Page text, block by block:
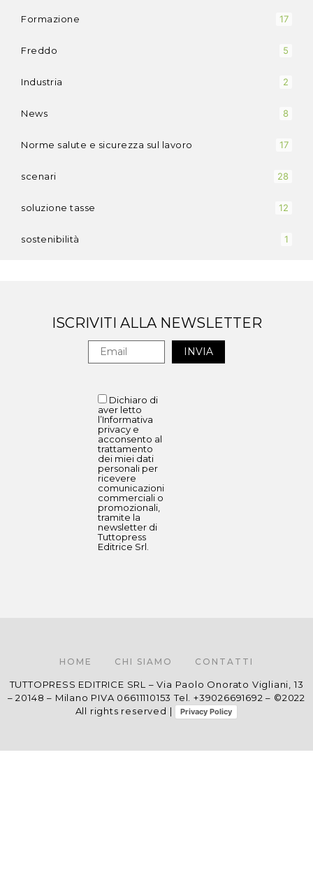
Formazione 17
Freddo 5
Industria 2
News 8
Norme salute e sicurezza sul lavoro 17
scenari 28
soluzione tasse 12
sostenibilità 1
ISCRIVITI ALLA NEWSLETTER
Dichiaro di
aver letto
l’Informativa
privacy e
acconsento al
trattamento
dei miei dati
personali per
ricevere
comunicazioni
commerciali o
promozionali,
tramite la
newsletter di
Tuttopress
Editrice Srl.
HOME CHI SIAMO CONTATTI
TUTTOPRESS EDITRICE SRL – Via Paolo Onorato Vigliani, 13
– 20148 – Milano PIVA 06611110153 Tel. +39026691692 – ©2022
All rights reserved |
Privacy Policy